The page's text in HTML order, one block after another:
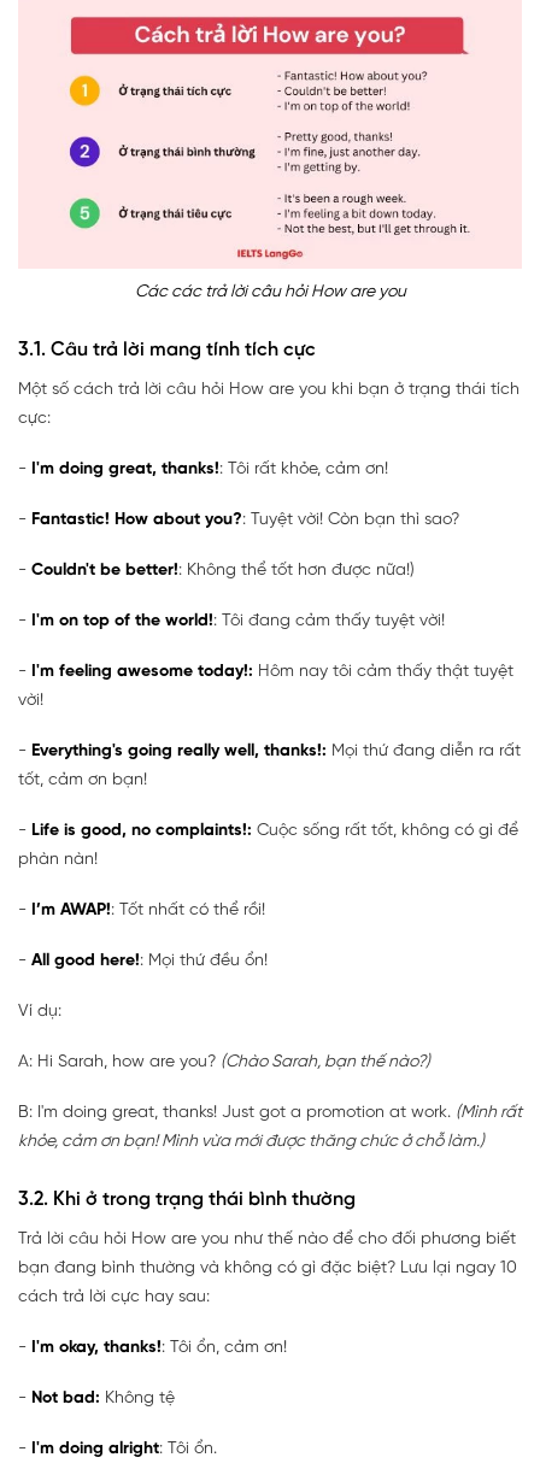
Các các trả lời câu hỏi How are you
3.1. Câu trả lời mang tính tích cực
Một số cách trả lời câu hỏi How are you khi bạn ở trạng thái tích
cực:
- I'm doing great, thanks!: Tôi rất khỏe, cảm ơn!
- Fantastic! How about you?: Tuyệt vời! Còn bạn thì sao?
- Couldn't be better!: Không thể tốt hơn được nữa!)
- I'm on top of the world!: Tôi đang cảm thấy tuyệt vời!
- I'm feeling awesome today!: Hôm nay tôi cảm thấy thật tuyệt
vời!
- Everything's going really well, thanks!: Mọi thứ đang diễn ra rất
tốt, cảm ơn bạn!
- Life is good, no complaints!: Cuộc sống rất tốt, không có gì để
phàn nàn!
- I’m AWAP!: Tốt nhất có thể rồi!
- All good here!: Mọi thứ đều ổn!
Ví dụ:
A: Hi Sarah, how are you? (Chào Sarah, bạn thế nào?)
B: I'm doing great, thanks! Just got a promotion at work. (Mình rất
khỏe, cảm ơn bạn! Mình vừa mới được thăng chức ở chỗ làm.)
3.2. Khi ở trong trạng thái bình thường
Trả lời câu hỏi How are you như thế nào để cho đối phương biết
bạn đang bình thường và không có gì đặc biệt? Lưu lại ngay 10
cách trả lời cực hay sau:
- I'm okay, thanks!: Tôi ổn, cảm ơn!
- Not bad: Không tệ
- I'm doing alright: Tôi ổn.